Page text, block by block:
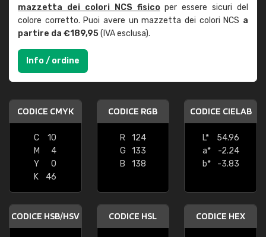
mazzetta dei colori NCS fisicoper essere sicuri del
colore corretto. Puoi avere un mazzetta dei colori NCS a
partire da €189,95(IVA esclusa).
Info / ordine
CODICE CMYK
C
10
M
4
Y
0
K
46
CODICE RGB
R
124
G
133
B
138
CODICE CIELAB
L*
54.96
a*
-2.24
b*
-3.83
CODICE HSB/HSV CODICE HSL CODICE HEX